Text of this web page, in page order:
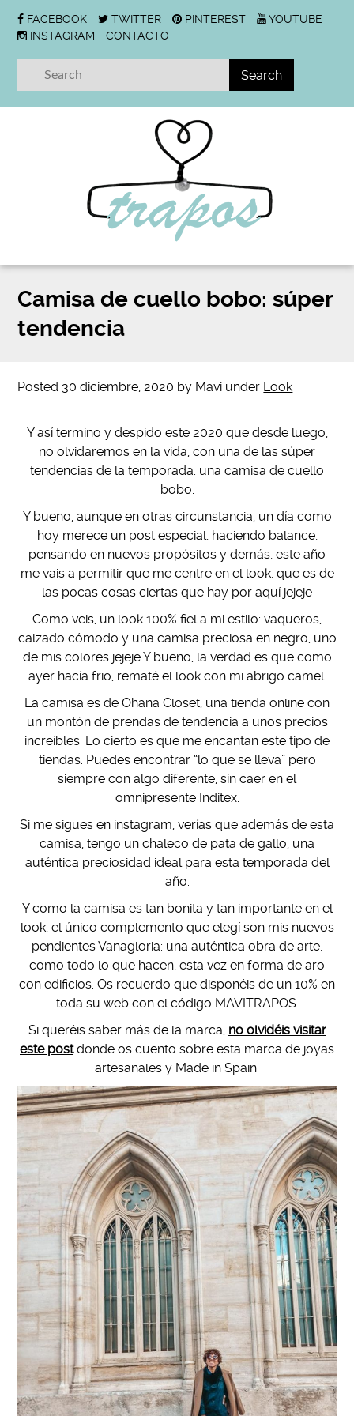
FACEBOOK TWITTER PINTEREST
YOUTUBE
INSTAGRAM
CONTACTO
Camisa de cuello bobo: súper
tendencia
Posted 30 diciembre, 2020 by Mavi under Look
Y así termino y despido este 2020 que desde luego,
no olvidaremos en la vida, con una de las súper
tendencias de la temporada: una camisa de cuello
bobo.
Y bueno, aunque en otras circunstancia, un día como
hoy merece un post especial, haciendo balance,
pensando en nuevos propósitos y demás, este año
me vais a permitir que me centre en el look, que es de
las pocas cosas ciertas que hay por aquí jejeje
Como veis, un look 100% fiel a mi estilo: vaqueros,
calzado cómodo y una camisa preciosa en negro, uno
de mis colores jejeje Y bueno, la verdad es que como
ayer hacía frio, rematé el look con mi abrigo camel.
La camisa es de Ohana Closet, una tienda online con
un montón de prendas de tendencia a unos precios
increíbles. Lo cierto es que me encantan este tipo de
tiendas. Puedes encontrar “lo que se lleva” pero
siempre con algo diferente, sin caer en el
omnipresente Inditex.
Si me sigues en instagram, verías que además de esta
camisa, tengo un chaleco de pata de gallo, una
auténtica preciosidad ideal para esta temporada del
año.
Y como la camisa es tan bonita y tan importante en el
look, el único complemento que elegí son mis nuevos
pendientes Vanagloria: una auténtica obra de arte,
como todo lo que hacen, esta vez en forma de aro
con edificios. Os recuerdo que disponéis de un 10% en
toda su web con el código MAVITRAPOS.
Si queréis saber más de la marca, no olvidéis visitar
este postdonde os cuento sobre esta marca de joyas
artesanales y Made in Spain.